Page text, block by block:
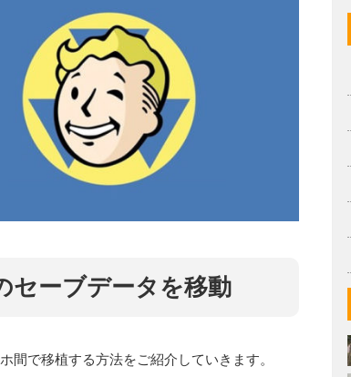
セーブデータを移動
間で移植する方法をご紹介していきます。